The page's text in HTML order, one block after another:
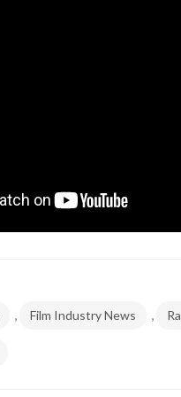
Film Industry News